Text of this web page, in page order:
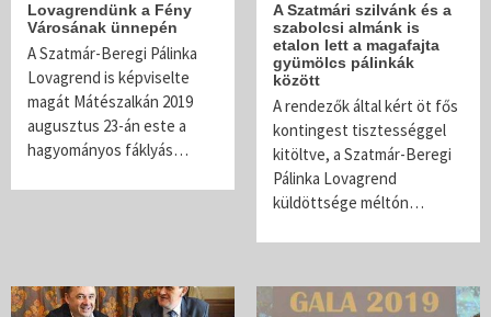
Lovagrendünk a Fény
Városának ünnepén
A Szatmár-Beregi Pálinka
Lovagrend is képviselte
magát Mátészalkán 2019
augusztus 23-án este a
hagyományos fáklyás…
A Szatmári szilvánk és a
szabolcsi almánk is
etalon lett a magafajta
gyümölcs pálinkák
között
A rendezők által kért öt fős
kontingest tisztességgel
kitöltve, a Szatmár-Beregi
Pálinka Lovagrend
küldöttsége méltón…